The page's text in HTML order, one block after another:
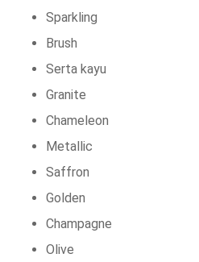
Sparkling
Brush
Serta kayu
Granite
Chameleon
Metallic
Saffron
Golden
Champagne
Olive